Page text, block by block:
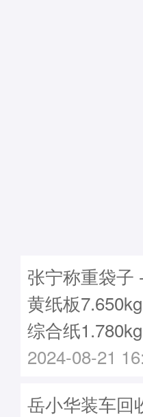
张宁称重袋子
黄纸板
综合纸
2024-08-21
岳小华装车回